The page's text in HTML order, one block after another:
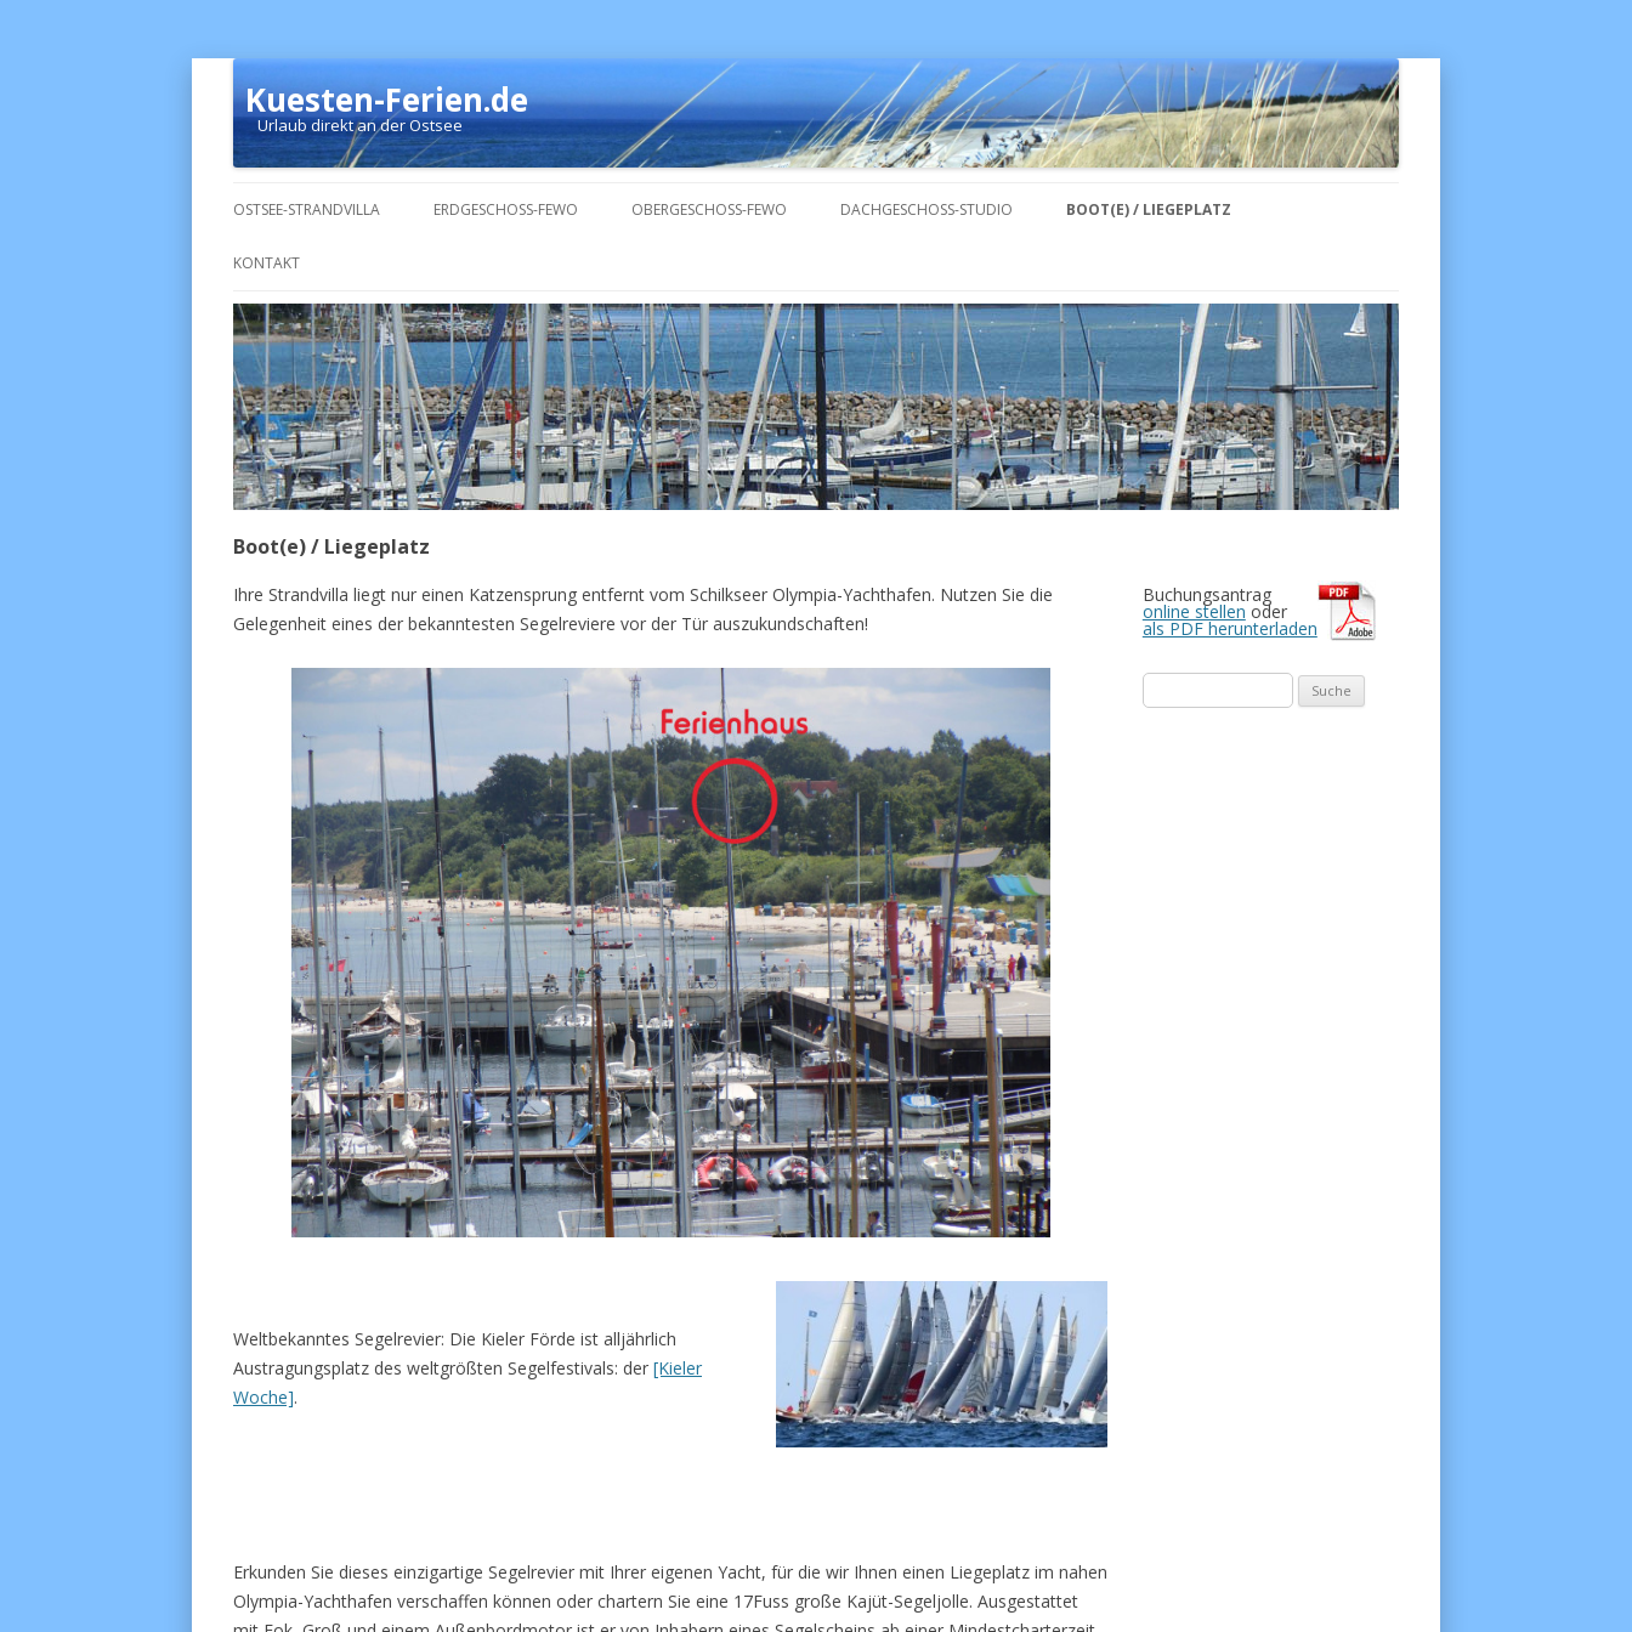
Kuesten-Ferien.de
Urlaub direkt an der Ostsee
OSTSEE-STRANDVILLA ERDGESCHOSS-FEWO OBERGESCHOSS-FEWO DACHGESCHOSS-STUDIO BOOT(E) / LIEGEPLATZ
KONTAKT
Boot(e) / Liegeplatz
Ihre Strandvilla liegt nur einen Katzensprung entfernt vom Schilkseer Olympia-Yachthafen. Nutzen Sie die
Gelegenheit eines der bekanntesten Segelreviere vor der Tür auszukundschaften!
Weltbekanntes Segelrevier: Die Kieler Förde ist alljährlich
Austragungsplatz des weltgrößten Segelfestivals: der [Kieler
Woche].
Erkunden Sie dieses einzigartige Segelrevier mit Ihrer eigenen Yacht, für die wir Ihnen einen Liegeplatz im nahen
Olympia-Yachthafen verschaffen können oder chartern Sie eine 17Fuss große Kajüt-Segeljolle. Ausgestattet
Buchungsantrag
online stellen oder
als PDF herunterladen
nach: